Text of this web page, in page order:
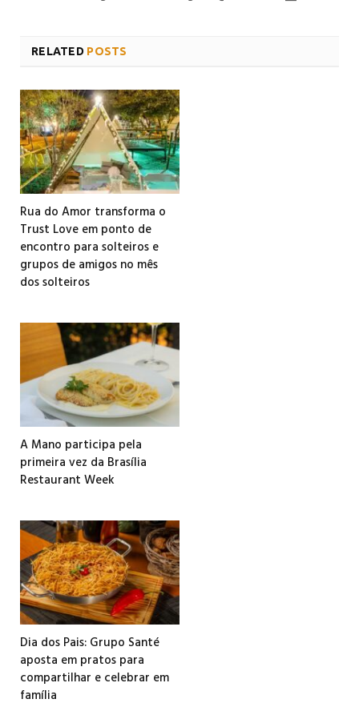
RELATED POSTS
Rua do Amor transforma o
Trust Love em ponto de
encontro para solteiros e
grupos de amigos no mês
dos solteiros
A Mano participa pela
primeira vez da Brasília
Restaurant Week
Dia dos Pais: Grupo Santé
aposta em pratos para
compartilhar e celebrar em
família